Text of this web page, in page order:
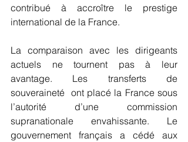
contribué à accroître le prestige
international de la France.
La comparaison avec les dirigeants
actuels ne tournent pas à leur
avantage. Les transferts de
souveraineté  ont placé la France sous
l’autorité d’une commission
supranationale envahissante. Le
gouvernement français a cédé aux